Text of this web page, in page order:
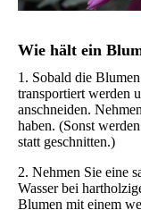
Wie hält ein
1. Sobald die
transportiert werden
anschneiden.
haben. (Sonst
statt geschnitten.)
2. Nehmen Sie eine
Wasser bei
Blumen mit einem